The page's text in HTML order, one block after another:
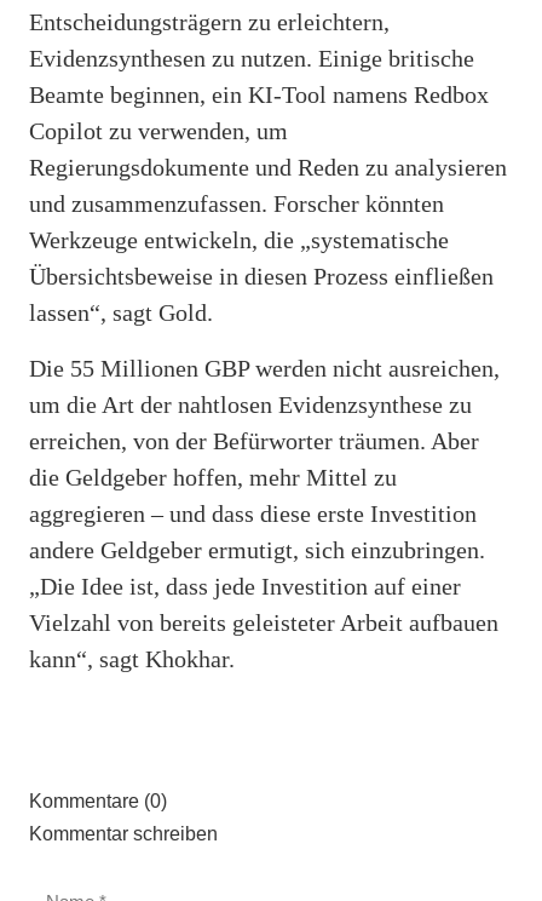
Entscheidungsträgern zu erleichtern,
Evidenzsynthesen zu nutzen. Einige britische
Beamte beginnen, ein KI-Tool namens Redbox
Copilot zu verwenden, um
Regierungsdokumente und Reden zu analysieren
und zusammenzufassen. Forscher könnten
Werkzeuge entwickeln, die „systematische
Übersichtsbeweise in diesen Prozess einfließen
lassen“, sagt Gold.
Die 55 Millionen GBP werden nicht ausreichen,
um die Art der nahtlosen Evidenzsynthese zu
erreichen, von der Befürworter träumen. Aber
die Geldgeber hoffen, mehr Mittel zu
aggregieren – und dass diese erste Investition
andere Geldgeber ermutigt, sich einzubringen.
„Die Idee ist, dass jede Investition auf einer
Vielzahl von bereits geleisteter Arbeit aufbauen
kann“, sagt Khokhar.
Kommentare (0)
Kommentar schreiben